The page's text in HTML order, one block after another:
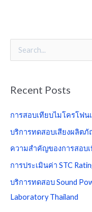
c
:
Recent Posts
การสอบเทียบไมโครโฟน
บริการทดสอบเสียงผลิตภั
ความสำคัญของการสอบเ
การประเมินค่า STC
บริการทดสอบ Sound
Laboratory Thailand